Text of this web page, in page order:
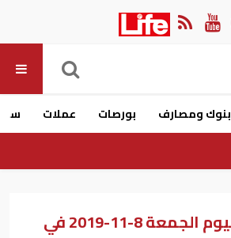
بنوك ومصارف بورصات عملات
سعر الذهب اليوم الجمعة 8-11-2019 في